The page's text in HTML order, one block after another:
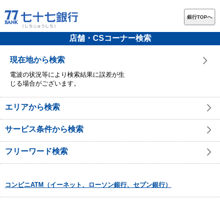
銀行TOPへ
店舗・CSコーナー検索
現在地から検索
電波の状況等により検索結果に誤差が生
じる場合がございます。
エリアから検索
サービス条件から検索
フリーワード検索
コンビニATM（イーネット、ローソン銀行、セブン銀行）